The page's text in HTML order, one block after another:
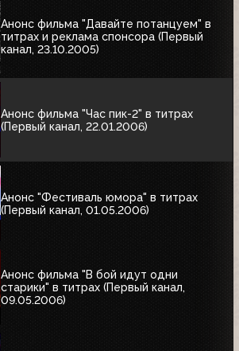
Анонс фильма "Давайте потанцуем" в
титрах и реклама спонсора (Первый
канал, 23.10.2005)
Анонс фильма "Час пик-2" в титрах
(Первый канал, 22.01.2006)
Анонс "Фестиваль юмора" в титрах
(Первый канал, 01.05.2006)
Анонс фильма "В бой идут одни
старики" в титрах (Первый канал,
09.05.2006)